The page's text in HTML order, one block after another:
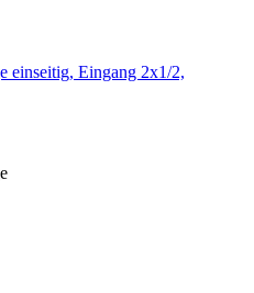
einseitig, Eingang 2x1/2,